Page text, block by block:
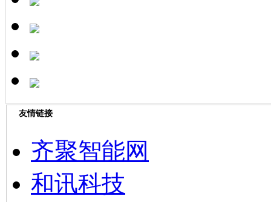
友情链接
齐聚智能网
和讯科技